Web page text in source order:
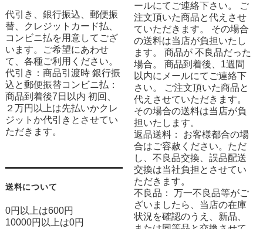
代引き、銀行振込、郵便振
替、クレジットカード払、
コンビニ払を用意してござ
います。ご希望にあわせ
て、各種ご利用ください。
代引き：商品引渡時 銀行振
込と郵便振替コンビニ払：
商品到着後7日以内 初回、
２万円以上は先払いかクレ
ジットか代引きとさせてい
ただきます。
送料について
0円以上は600円
10000円以上は0円
ールにてご連絡下さい。 ご
注文頂いた商品と代えさせ
ていただきます。 その場合
の送料は当店が負担いたし
ます。 商品が 不良品だった
場合。 商品到着後、1週間
以内にメールにてご連絡下
さい。 ご注文頂いた商品と
代えさせていただきます。
その場合の送料は当店が負
担いたします。
返品送料： お客様都合の場
合はご容赦ください。ただ
し、不良品交換、誤品配送
交換は当社負担とさせてい
ただきます。
不良品： 万一不良品等がご
ざいましたら、当店の在庫
状況を確認のうえ、新品、